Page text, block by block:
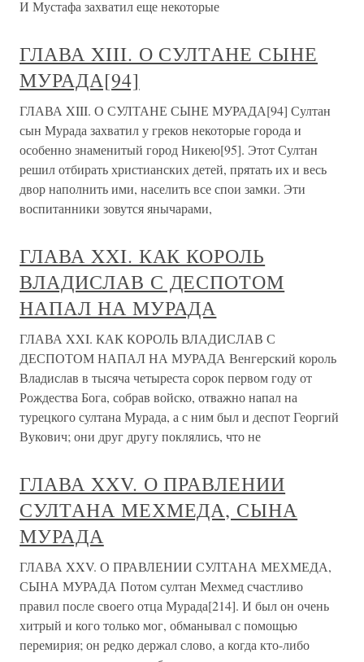
И Мустафа захватил еще некоторые
ГЛАВА XIII. О СУЛТАНЕ СЫНЕ
МУРАДА[94]
ГЛАВА XIII. О СУЛТАНЕ СЫНЕ МУРАДА[94] Султан
сын Мурада захватил у греков некоторые города и
особенно знаменитый город Никею[95]. Этот Султан
решил отбирать христианских детей, прятать их и весь
двор наполнить ими, населить все спои замки. Эти
воспитанники зовутся янычарами,
ГЛАВА XXI. КАК КОРОЛЬ
ВЛАДИСЛАВ С ДЕСПОТОМ
НАПАЛ НА МУРАДА
ГЛАВА XXI. КАК КОРОЛЬ ВЛАДИСЛАВ С
ДЕСПОТОМ НАПАЛ НА МУРАДА Венгерский король
Владислав в тысяча четыреста сорок первом году от
Рождества Бога, собрав войско, отважно напал на
турецкого султана Мурада, а с ним был и деспот Георгий
Вукович; они друг другу поклялись, что не
ГЛАВА XXV. О ПРАВЛЕНИИ
СУЛТАНА МЕХМЕДА, СЫНА
МУРАДА
ГЛАВА XXV. О ПРАВЛЕНИИ СУЛТАНА МЕХМЕДА,
СЫНА МУРАДА Потом султан Мехмед счастливо
правил после своего отца Мурада[214]. И был он очень
хитрый и кого только мог, обманывал с помощью
перемирия; он редко держал слово, а когда кто-либо